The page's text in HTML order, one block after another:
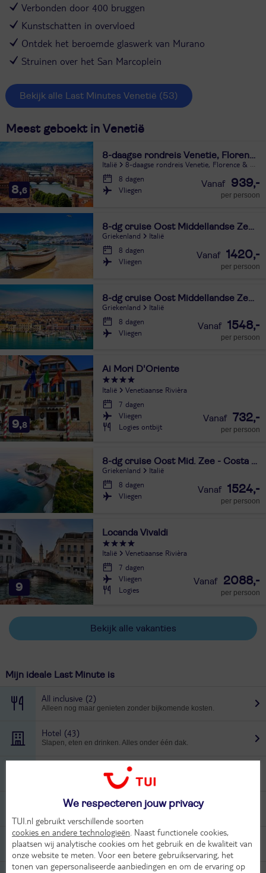
Verbonden door 400 bruggen
Kunstschatten in overvloed
Ontdek het beroemde glaswerk van Murano
Struinen over het San Marcoplein
Bekijk alle Last Minutes Venetië (53)
Meest geboekt in Venetië
8,6
8-daagse rondreis Venetie, Florence & Cinque Terre
Italië
8-daagse rondreis Venetie, Florence & Cinque Terre
8 dagen
Vliegen
939,-
per persoon
8-dg cruise Oost Middellandse Zee - MSC Lirica
Griekenland
Italië
8 dagen
Vliegen
1420,-
per persoon
8-dg cruise Oost Middellandse Zee - Norwegian Gem
Griekenland
Italië
8 dagen
Vliegen
1548,-
per persoon
9,8
Ai Mori D'Oriente
Italië
Venetiaanse Rivièra
7 dagen
Vliegen
Logies ontbijt
732,-
per persoon
8-dg cruise Oost Mid. Zee - Costa Deliziosa
Griekenland
Italië
8 dagen
Vliegen
1524,-
per persoon
9
Locanda Vivaldi
Italië
Venetiaanse Rivièra
7 dagen
Vliegen
Logies
2088,-
per persoon
Bekijk alle vakanties
Mijn ideale Last Minute is
All inclusive (2)
Alleen nog maar genieten zonder bijkomende kosten.
Hotel (43)
Slapen, eten en drinken. Alles onder één dak.
Slapen, koken en ontspannen alles binnen handbereik.
Vliegvakantie (51)
Rondreizen (7)
Beleef in één vakantie de schoonheid en cultuur.
We respecteren jouw privacy
TUI.nl gebruikt verschillende soorten
cookies en andere technologieën . Naast functionele cookies,
plaatsen wij analytische cookies om het gebruik en de kwaliteit van
onze website te meten. Voor een betere gebruikservaring, het
tonen van gepersonaliseerde aanbiedingen en om de ervaring op